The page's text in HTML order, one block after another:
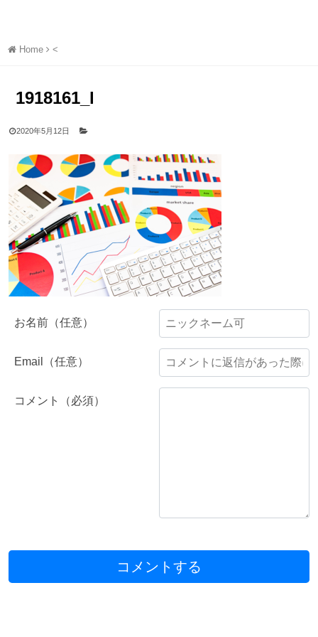
Home <
1918161_l
2020年5月12日
コメント（必須）
お名前（任意）
Email（任意）